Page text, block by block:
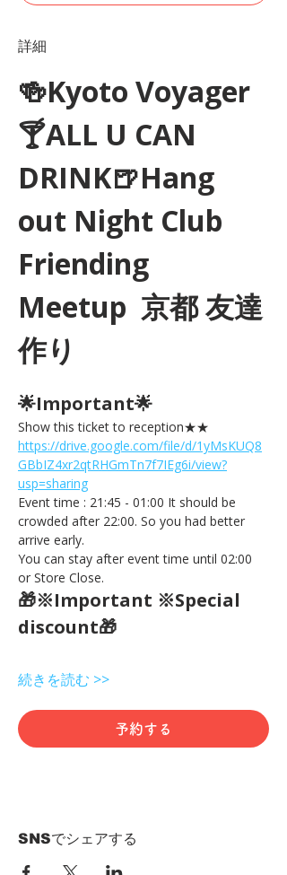
詳細
🍻Kyoto Voyager
🍸ALL U CAN
DRINK🍺Hang
out Night Club
Friending
Meetup  京都 友達
作り
🌟Important🌟
Show this ticket to reception★★
https://drive.google.com/file/d/1yMsKUQ8
GBbIZ4xr2qtRHGmTn7f7IEg6i/view?
usp=sharing
Event time : 21:45 - 01:00 It should be
crowded after 22:00. So you had better
arrive early.
You can stay after event time until 02:00
or Store Close.
🎁※Important ※Special
discount🎁
続きを読む >>
予約する
SNSでシェアする